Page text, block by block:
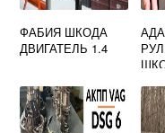
ФАБИЯ ШКОДА
ДВИГАТЕЛЬ 1.4